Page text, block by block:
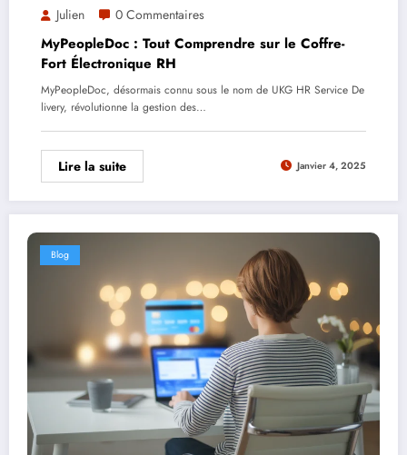
Julien 0 Commentaires
MyPeopleDoc : Tout Comprendre sur le Coffre-
Fort Électronique RH
MyPeopleDoc, désormais connu sous le nom de UKG HR Service De
livery, révolutionne la gestion des…
Lire la suite Janvier 4, 2025
Blog